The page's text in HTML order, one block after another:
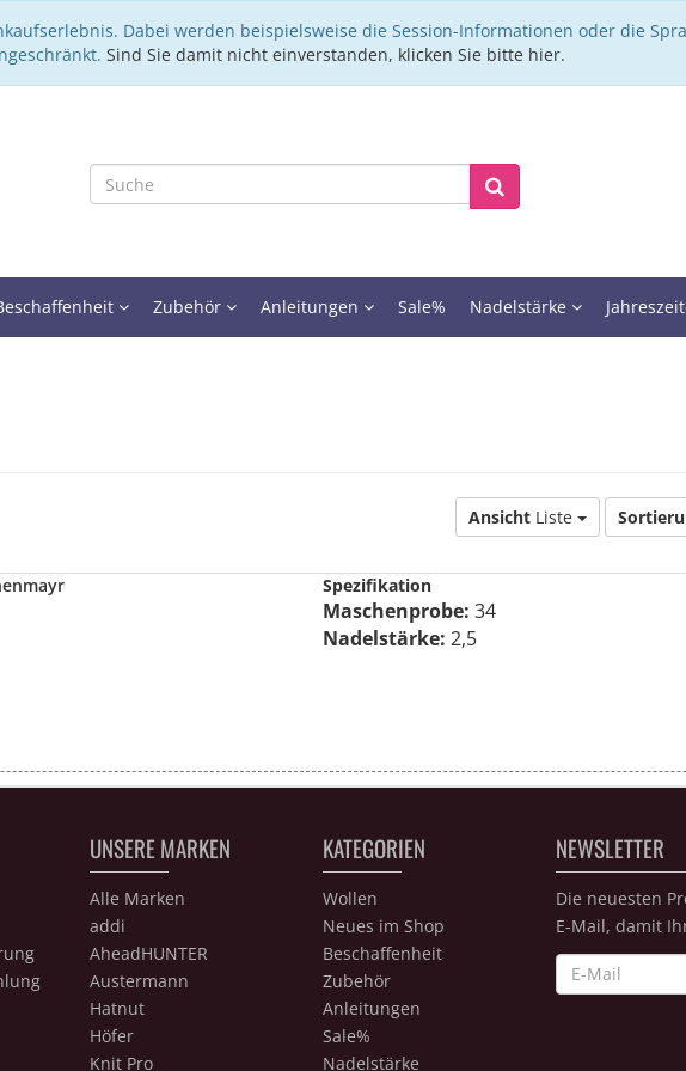
Dabei werden beispielsweise die Session-Informationen oder die
Sind Sie damit nicht einverstanden, klicken Sie bitte hier.
Zubehör Anleitungen Sale% Nadelstärke
Ansicht Liste
Spezifikation
Maschenprobe: 34
Nadelstärke: 2,5
UNSERE MARKEN
Alle Marken
addi
AheadHUNTER
Austermann
Hatnut
Höfer
Knit Pro
KATEGORIEN
Wollen
Neues im Shop
Beschaffenheit
Zubehör
Anleitungen
Sale%
Nadelstärke
NEWSLETTER
Die neuesten
E-Mail, damit
Newsletter